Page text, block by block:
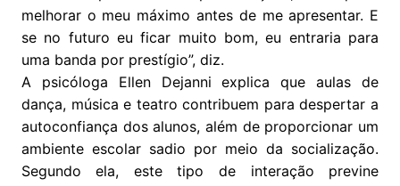
melhorar o meu máximo antes de me apresentar. E
se no futuro eu ficar muito bom, eu entraria para
uma banda por prestígio”, diz.
A psicóloga Ellen Dejanni explica que aulas de
dança, música e teatro contribuem para despertar a
autoconfiança dos alunos, além de proporcionar um
ambiente escolar sadio por meio da socialização.
Segundo ela, este tipo de interação previne